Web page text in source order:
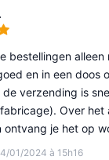
5 van 5
01/2024 à 15h16
bestellingen alleen
en in een doos
de verzending is
Over het
ontvang je het op